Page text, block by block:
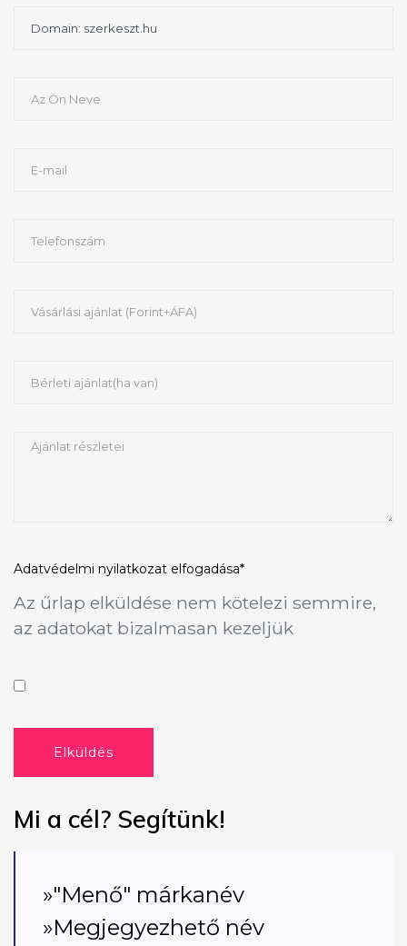
Adatvédelmi nyilatkozat elfogadása*
Az űrlap elküldése nem kötelezi semmire,
az adatokat bizalmasan kezeljük
Elküldés
Mi a cél? Segítünk!
»"Menő" márkanév
»Megjegyezhető név